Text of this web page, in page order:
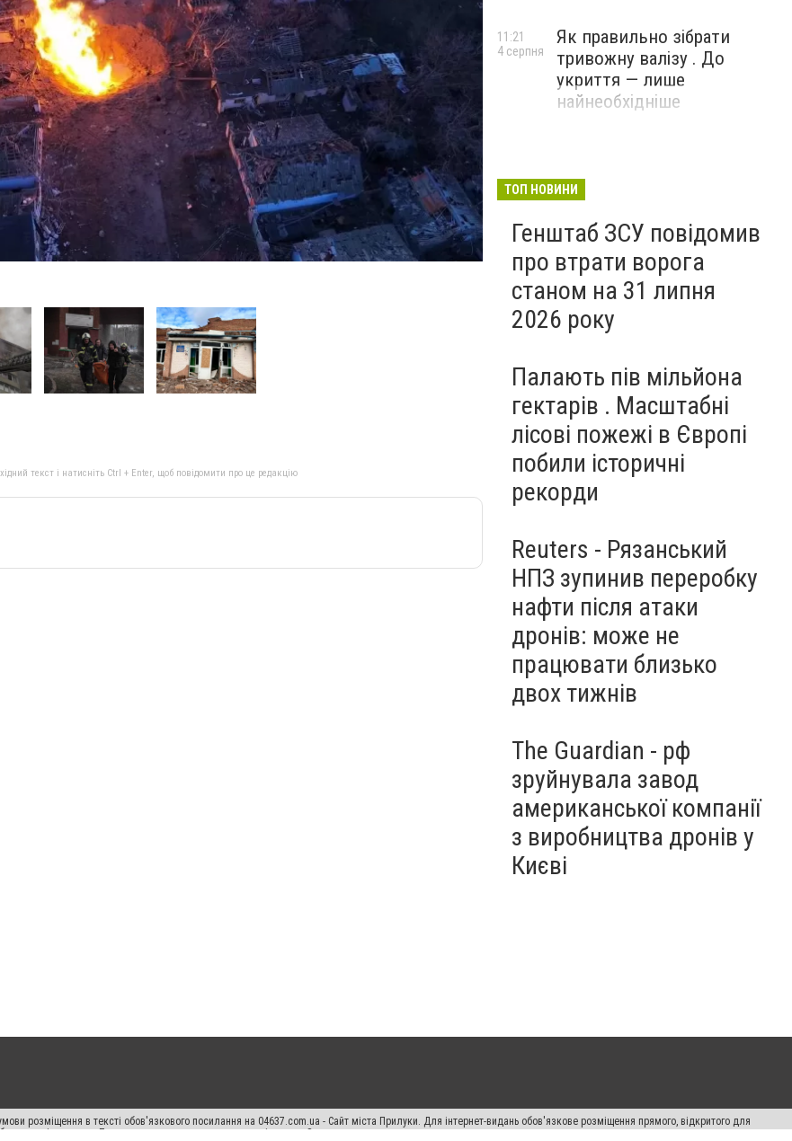
текст і натисніть Ctrl + Enter, щоб повідомити про це редакцію
Як правильно зібрати
тривожну валізу . До
укриття — лише
найнеобхідніше
11:21
4 серпня
ТОП НОВИНИ
Генштаб ЗСУ повідомив
про втрати ворога
станом на 31 липня
2026 року
Палають пів мільйона
гектарів . Масштабні
лісові пожежі в Європі
побили історичні
рекорди
Reuters - Рязанський
НПЗ зупинив переробку
нафти після атаки
дронів: може не
працювати близько
двох тижнів
The Guardian - рф
зруйнувала завод
американської компанії
з виробництва дронів у
Києві
розміщення в тексті обов'язкового посилання на 04637.com.ua - Сайт міста Прилуки. Для інтернет-видань обов'язкове розміщення прямого, відкритого для
в якості джерела. Порушення виняткових прав переслідується Законом.